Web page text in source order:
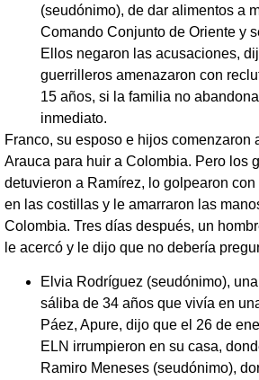
(seudónimo), de dar alimentos a
Comando Conjunto de Oriente y
Ellos negaron las acusaciones,
guerrilleros amenazaron con
15 años, si la familia no
inmediato.
Franco, su esposo e hijos comenzaron
Arauca para huir a Colombia. Pero los
detuvieron a Ramírez, lo golpearon
en las costillas y le amarraron las
Colombia. Tres días después, un
le acercó y le dijo que no debería
Elvia Rodríguez (seudónimo),
sáliba de 34 años que vivía en
Páez, Apure, dijo que el 26 de
ELN irrumpieron en su casa,
Ramiro Meneses (seudónimo),